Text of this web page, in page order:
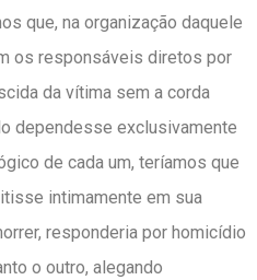
que, na organização daquele
os responsáveis diretos por
da vítima sem a corda
dependesse exclusivamente
de cada um, teríamos que
intimamente em sua
responderia por homicídio
o outro, alegando